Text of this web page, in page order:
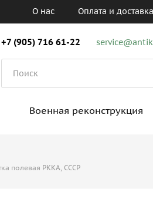
О нас Оплата и доставка
+7 (905) 716 61-22
Военная реконструкция
полевая РККА, СССР